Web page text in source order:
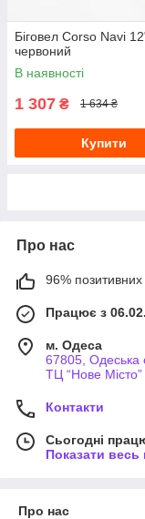
Біговел Corso Navi
червоний
В наявності
1 307 ₴ 1 634 ₴
Купити
Про нас
96% позитивних
Працює з
м. Одеса
67805, Одеська
ТЦ “Нове
Контакти
Сьогодні
Показати весь
Про нас